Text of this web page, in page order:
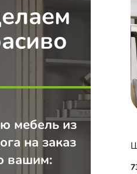
мебель из
на заказ
вашим: